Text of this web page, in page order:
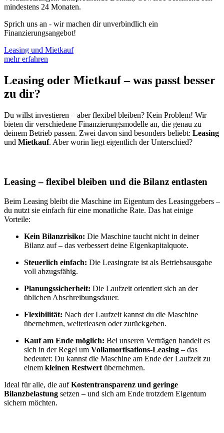
mindestens 24 Monaten.
Sprich uns an - wir machen dir unverbindlich ein
Finanzierungsangebot!
Leasing und Mietkauf
mehr erfahren
Leasing oder Mietkauf – was passt besser
zu dir?
Du willst investieren – aber flexibel bleiben? Kein Problem! Wir
bieten dir verschiedene Finanzierungsmodelle an, die genau zu
deinem Betrieb passen. Zwei davon sind besonders beliebt: Leasing
und Mietkauf. Aber worin liegt eigentlich der Unterschied?
Leasing – flexibel bleiben und die Bilanz entlasten
Beim Leasing bleibt die Maschine im Eigentum des Leasinggebers –
du nutzt sie einfach für eine monatliche Rate. Das hat einige
Vorteile:
Kein Bilanzrisiko: Die Maschine taucht nicht in deiner
Bilanz auf – das verbessert deine Eigenkapitalquote.
Steuerlich einfach: Die Leasingrate ist als Betriebsausgabe
voll abzugsfähig.
Planungssicherheit: Die Laufzeit orientiert sich an der
üblichen Abschreibungsdauer.
Flexibilität: Nach der Laufzeit kannst du die Maschine
übernehmen, weiterleasen oder zurückgeben.
Kauf am Ende möglich: Bei unseren Verträgen handelt es
sich in der Regel um Vollamortisations-Leasing – das
bedeutet: Du kannst die Maschine am Ende der Laufzeit zu
einem kleinen Restwert übernehmen.
Ideal für alle, die aufKostentransparenz und geringe
Bilanzbelastung setzen – und sich am Ende trotzdem Eigentum
sichern möchten.